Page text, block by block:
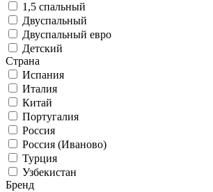
1,5 спальный
Двуспальный
Двуспальный евро
Детский
Страна
Испания
Италия
Китай
Португалия
Россия
Россия (Иваново)
Турция
Узбекистан
Бренд